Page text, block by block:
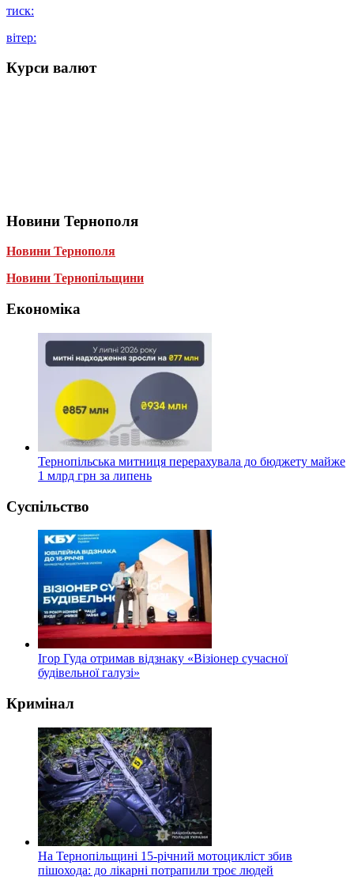
тиск:
вітер:
Курси валют
Новини Тернополя
Новини Тернополя
Новини Тернопільщини
Економіка
Тернопільська митниця перерахувала до бюджету майже
1 млрд грн за липень
Суспільство
Ігор Гуда отримав відзнаку «Візіонер сучасної
будівельної галузі»
Кримінал
На Тернопільщині 15-річний мотоцикліст збив
пішохода: до лікарні потрапили троє людей